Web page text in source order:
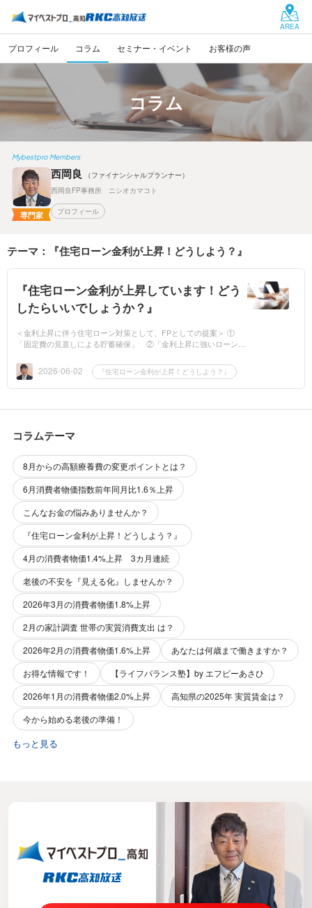
AREA
プロフィール コラム セミナー・イベント お客様の声
コラム
Mybestpro Members
専門家
西岡良
（ファイナンシャルプランナー）
西岡良FP事務所 ニシオカマコト
プロフィール
テーマ：『住宅ローン金利が上昇！どうしよう？』
『住宅ローン金利が上昇しています！どう
したらいいでしょうか？』
＜金利上昇に伴う住宅ローン対策として、FPとしての提案＞ ①
「固定費の見直しによる貯蓄確保」 ②「金利上昇に強いローンへ
計全体のリスク管理...
2026-06-02 『住宅ローン金利が上昇！どうしよう？』
コラムテーマ
8月からの高額療養費の変更ポイントとは？
6月消費者物価指数前年同月比1.6％上昇
こんなお金の悩みありませんか？
『住宅ローン金利が上昇！どうしよう？』
4月の消費者物価1.4%上昇 3カ月連続
老後の不安を『見える化』しませんか？
2026年3月の消費者物価1.8%上昇
2月の家計調査 世帯の実質消費支出 は？
2026年2月の消費者物価1.6%上昇
あなたは何歳まで働きますか？
お得な情報です！
【ライフバランス塾】by エフピーあさひ
2026年1月の消費者物価2.0%上昇
高知県の2025年 実質賃金は？
今から始める老後の準備！
もっと見る